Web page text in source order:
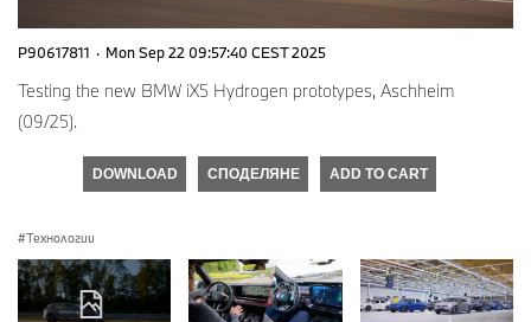
P90617811 · Mon Sep 22 09:57:40 CEST 2025
Testing the new BMW iX5 Hydrogen prototypes, Aschheim
(09/25).
DOWNLOAD СПОДЕЛЯНЕ ADD TO CART
Технологии